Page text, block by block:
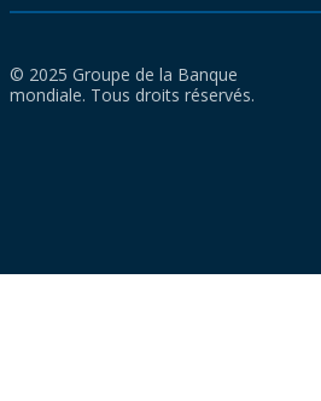
© 2025 Groupe de la Banque
mondiale. Tous droits réservés.